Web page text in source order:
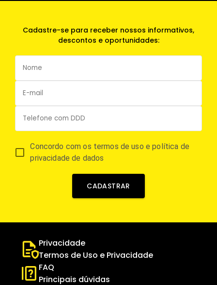
Cadastre-se para receber nossos informativos,
descontos e oportunidades:
Concordo com os termos de uso e política de
privacidade de dados
CADASTRAR
Privacidade
Termos de Uso e Privacidade
FAQ
Principais dúvidas